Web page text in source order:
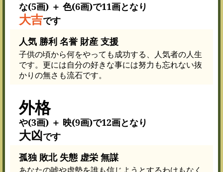
な(5画) ＋ 色(6画)で11画となり
大吉です
人気 勝利 名誉 財産 支援
子供の頃から何をやっても成功する、人気者の人生
です。更には自分の好きな事には努力も忘れない抜
かりの無さも流石です。
外格
や(3画) ＋ 映(9画)で12画となり
大凶です
孤独 敗北 失態 虚栄 無謀